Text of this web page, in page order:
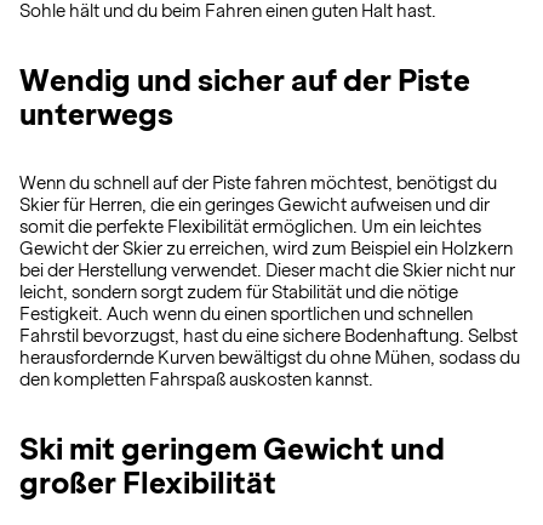
Sohle hält und du beim Fahren einen guten Halt hast.
Wendig und sicher auf der Piste
unterwegs
Wenn du schnell auf der Piste fahren möchtest, benötigst du
Skier für Herren, die ein geringes Gewicht aufweisen und dir
somit die perfekte Flexibilität ermöglichen. Um ein leichtes
Gewicht der Skier zu erreichen, wird zum Beispiel ein Holzkern
bei der Herstellung verwendet. Dieser macht die Skier nicht nur
leicht, sondern sorgt zudem für Stabilität und die nötige
Festigkeit. Auch wenn du einen sportlichen und schnellen
Fahrstil bevorzugst, hast du eine sichere Bodenhaftung. Selbst
herausfordernde Kurven bewältigst du ohne Mühen, sodass du
den kompletten Fahrspaß auskosten kannst.
Ski mit geringem Gewicht und
großer Flexibilität